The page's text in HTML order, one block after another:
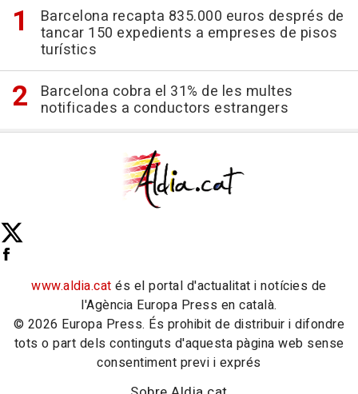
Barcelona recapta 835.000 euros després de
tancar 150 expedients a empreses de pisos
turístics
Barcelona cobra el 31% de les multes
notificades a conductors estrangers
www.aldia.cat és el portal d'actualitat i notícies de
l'Agència Europa Press en català.
© 2026 Europa Press. És prohibit de distribuir i difondre
tots o part dels continguts d'aquesta pàgina web sense
consentiment previ i exprés